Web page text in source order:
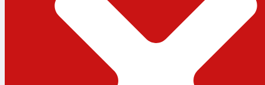
লাইফস্টাইল
সোশ্যাল মিডিয়া
বিজ্ঞান ও প্রযুক্তি